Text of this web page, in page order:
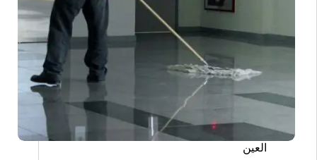
العين